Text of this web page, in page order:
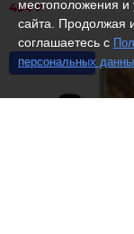
494 ₽
Рекомендуем
местоположения
сайта. Продолжая
соглашаетесь с
персональных